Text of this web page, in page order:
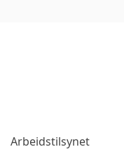
Arbeidstilsynet